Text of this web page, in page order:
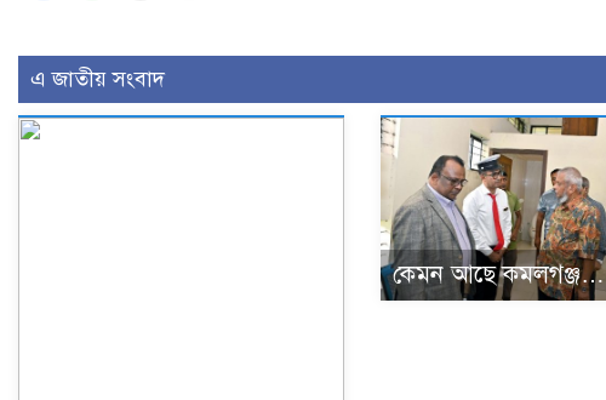
এ জাতীয় সংবাদ
কেমন আছে কমলগঞ্জ…